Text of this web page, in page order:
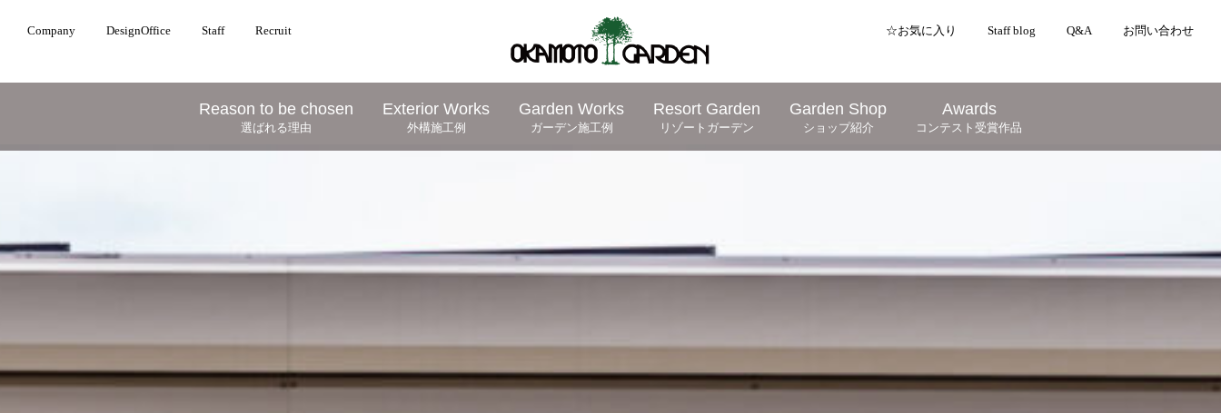
Company DesignOffice Staff Recruit ☆お気に入り Staff blog Q&A お問い合わせ
Reason to be chosen
選ばれる理由
Exterior Works
外構施工例
Garden Works
ガーデン施工例
Resort Garden
リゾートガーデン
Garden Shop
ショップ紹介
Awards
コンテスト受賞作品